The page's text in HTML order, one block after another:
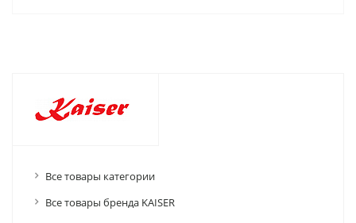
Все товары категории
Все товары бренда KAISER